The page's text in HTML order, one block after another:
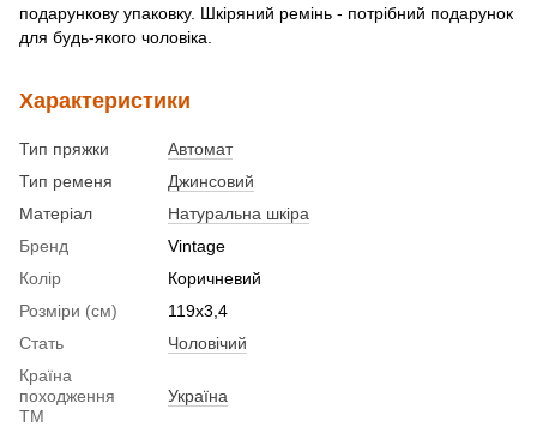
подарункову упаковку. Шкіряний ремінь - потрібний подарунок
для будь-якого чоловіка.
Характеристики
Тип пряжки
Автомат
Тип ременя
Джинсовий
Матеріал
Натуральна шкіра
Бренд
Vintage
Колір
Коричневий
Розміри (см)
119х3,4
Стать
Чоловічий
Країна
походження
ТМ
Україна